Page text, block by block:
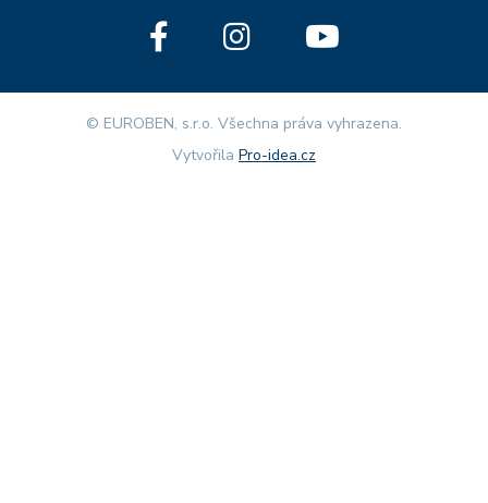
© EUROBEN, s.r.o. Všechna práva vyhrazena.
Vytvořila Pro-idea.cz